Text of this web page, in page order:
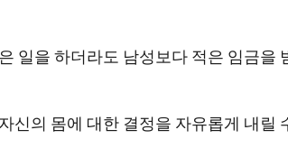
일을 하더라도 남성보다 적은 임금을
신의 몸에 대한 결정을 자유롭게 내릴